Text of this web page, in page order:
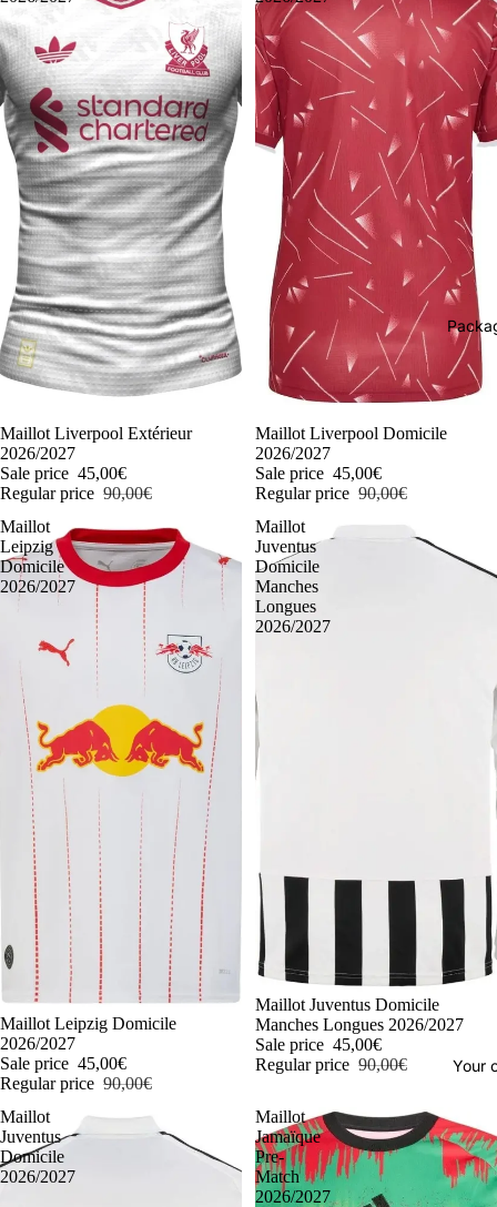
Your
-50%
Maillot Liverpool Extérieur
2026/2027
Sale price 45,00€
Regular price 90,00€
-50%
Maillot Liverpool Domicile
2026/2027
Sale price 45,00€
Regular price 90,00€
Maillot
Leipzig
Domicile
2026/2027
-50%
Maillot Leipzig Domicile
2026/2027
Sale price 45,00€
Regular price 90,00€
Maillot
Juventus
Domicile
Manches
Longues
2026/2027
-50%
Maillot Juventus Domicile
Manches Longues 2026/2027
Sale price 45,00€
Regular price 90,00€
Maillot
Juventus
Domicile
2026/2027
Maillot
Jamaïque
Pre-
Match
2026/2027